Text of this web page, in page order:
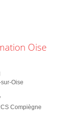
Oise
Oise
Compiègne